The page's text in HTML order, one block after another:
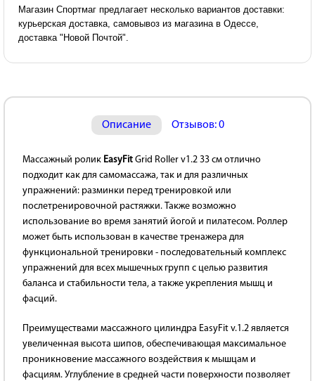
Магазин Спортмаг предлагает несколько вариантов доставки:
курьерская доставка, самовывоз из магазина в Одессе,
доставка "Новой Почтой".
Описание Отзывов: 0
Массажный ролик EasyFit Grid Roller v1.2 33 см отлично
подходит как для самомассажа, так и для различных
упражнений: разминки перед тренировкой или
послетренировочной растяжки. Также возможно
использование во время занятий йогой и пилатесом. Роллер
может быть использован в качестве тренажера для
функциональной тренировки - последовательный комплекс
упражнений для всех мышечных групп с целью развития
баланса и стабильности тела, а также укрепления мышц и
фасций.
Преимуществами массажного цилиндра EasyFit v.1.2 является
увеличенная высота шипов, обеспечивающая максимальное
проникновение массажного воздействия к мышцам и
фасциям. Углубление в средней части поверхности позволяет